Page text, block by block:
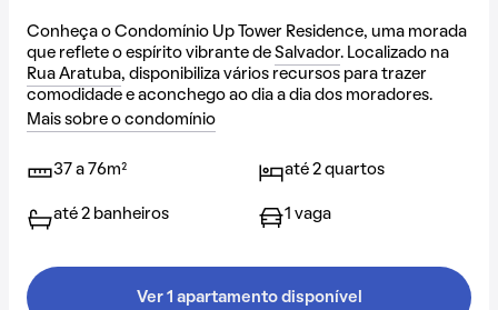
Conheça o Condomínio Up Tower Residence, uma morada
que reflete o espírito vibrante de Salvador. Localizado na
Rua Aratuba, disponibiliza vários recursos para trazer
comodidade e aconchego ao dia a dia dos moradores.
Mais sobre o condomínio
37 a 76m² até 2 quartos
até 2 banheiros 1 vaga
Ver 1 apartamento disponível